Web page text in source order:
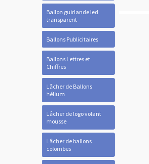
Ballon guirlande led
transparent
Ballons Publicitaires
Ballons Lettres et
Chiffres
Lâcher de Ballons
hélium
Lâcher de logo volant
mousse
Lâcher de ballons
colombes